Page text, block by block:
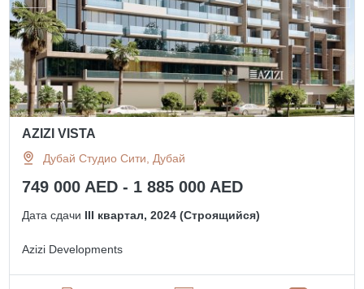
AZIZI VISTA
Дубай Студио Сити, Дубай
749 000 AED - 1 885 000 AED
Дата сдачи III квартал, 2024 (Строящийся)
Azizi Developments